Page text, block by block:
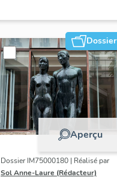
Dossier
Aperçu
Dossier IM75000180 | Réalisé par
Sol Anne-Laure (Rédacteur)